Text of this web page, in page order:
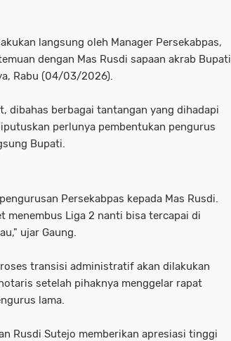
langsung oleh Manager Persekabpas,
dengan Mas Rusdi sapaan akrab Bupati
Rabu (04/03/2026).
dibahas berbagai tantangan yang dihadapi
perlunya pembentukan pengurus
Bupati.
Persekabpas kepada Mas Rusdi.
menembus Liga 2 nanti bisa tercapai di
ujar Gaung.
transisi administratif akan dilakukan
setelah pihaknya menggelar rapat
lama.
Rusdi Sutejo memberikan apresiasi tinggi